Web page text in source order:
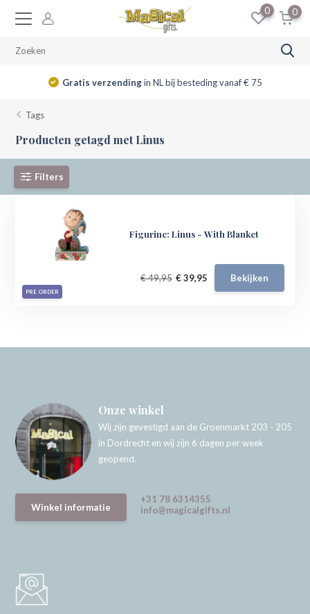
0 0
Gratis verzendingin NL bij besteding vanaf € 75
Tags
Producten getagd met Linus
Filters
PRE ORDER
Figurine: Linus - With Blanket
€ 49,95 € 39,95 Bekijken
Onze winkel
Wij zijn gevestigd aan de Groenmarkt 203 - 205
in Dordrecht en wij zijn 6 dagen per week
geopend.
Winkel informatie
+31 78 6314355
info@magicalgifts.nl